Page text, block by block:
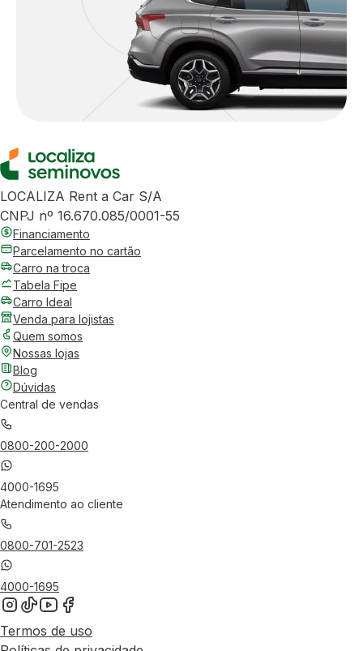
LOCALIZA Rent a Car S/A
CNPJ nº 16.670.085/0001-55
Financiamento
Parcelamento no cartão
Carro na troca
Tabela Fipe
Carro Ideal
Venda para lojistas
Quem somos
Nossas lojas
Blog
Dúvidas
Central de vendas
0800-200-2000
4000-1695
Atendimento ao cliente
0800-701-2523
4000-1695
Termos de uso